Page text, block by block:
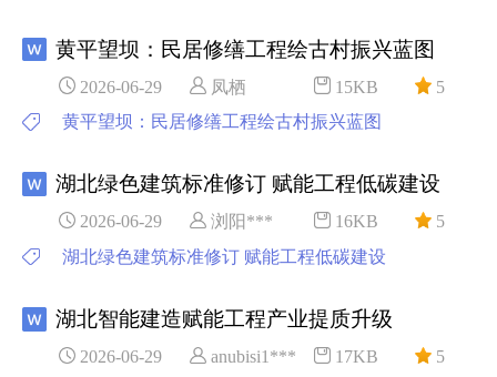
黄平望坝：民居修缮工程绘古村振兴蓝图
2026-06-29 凤栖 15KB
5
黄平望坝：民居修缮工程绘古村振兴蓝图
湖北绿色建筑标准修订 赋能工程低碳建设
2026-06-29 浏阳*** 16KB
5
湖北绿色建筑标准修订 赋能工程低碳建设
湖北智能建造赋能工程产业提质升级
2026-06-29 anubisi1*** 17KB
5